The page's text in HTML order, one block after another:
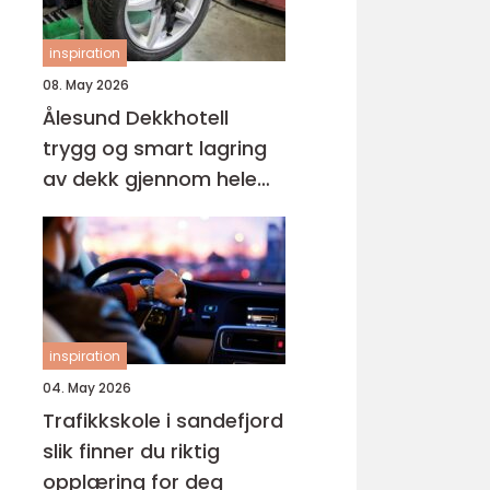
inspiration
08. May 2026
Ålesund Dekkhotell
trygg og smart lagring
av dekk gjennom hele
året
inspiration
04. May 2026
Trafikkskole i sandefjord
slik finner du riktig
opplæring for deg